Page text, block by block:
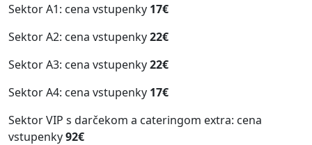
Sektor A1: cena vstupenky 17€
Sektor A2: cena vstupenky22€
Sektor A3: cena vstupenky22€
Sektor A4: cena vstupenky 17€
Sektor VIP s darčekom a cateringom extra: cena
vstupenky92€